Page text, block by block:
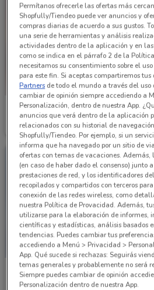
Price Shoes
Caduca el 31/08 4.2 km
Price Shoes
Permítanos ofrecerle las ofertas más
Shopfully/Tiendeo puede ver anuncios y
compras diarias de acuerdo a sus gustos.
una serie de herramientas y análisis
actividades dentro de la aplicación y en
como se indica en el párrafo 2 de la
necesitamos su consentimiento sobre el
para este fin. Si aceptas compartiremos tus
Partners de todo el mundo a través del uso
cambiar de opinión siempre accediendo a
Personalización, dentro de nuestra App.
anuncios que verá dentro de la aplicación
relacionados con su historial de
Shopfully/Tiendeo. Por ejemplo, si un
informa que ha navegado por un sitio de
ofertas con temas de vacaciones. Además,
(en caso de haber dado el consenso) junto
prestaciones de red, y los identificadores
recopilados y compartidos con terceros
conexión de las redes wireless, como
nuestra Política de Provacidad. Además,
utilizarse para la elaboración de informes,
científicas y estadísticas, análisis basados
tendencias. Puedes cambiar tus
accediendo a Menú > Privacidad >
App. Qué sucede si rechazas: Seguirás
temas generales y probablemente no será
Siempre puedes cambiar de opinión
Personalización dentro de nuestra App.